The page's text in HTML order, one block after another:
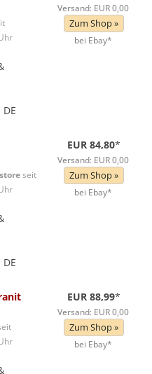
Versand: EUR 0,00
Zum Shop »
bei Ebay*
seit
EUR 84,80*
Versand: EUR 0,00
Zum Shop »
bei Ebay*
EUR 88,99*
Versand: EUR 0,00
Zum Shop »
bei Ebay*